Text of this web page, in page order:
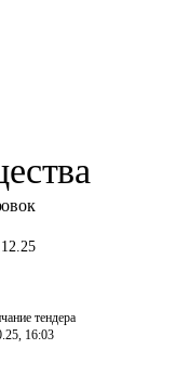
тендера
16:03